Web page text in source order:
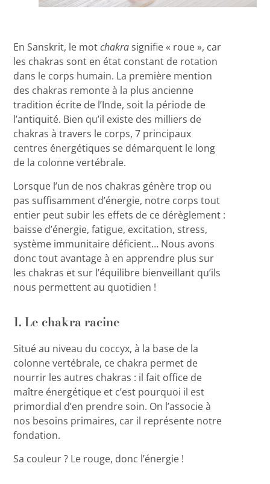
En Sanskrit, le motchakra signifie « roue », car
les chakras sont en état constant de rotation
dans le corps humain. La première mention
des chakras remonte à la plus ancienne
tradition écrite de l’Inde, soit la période de
l’antiquité. Bien qu’il existe des milliers de
chakras à travers le corps, 7 principaux
centres énergétiques se démarquent le long
de la colonne vertébrale.
Lorsque l’un de nos chakras génère trop ou
pas suffisamment d’énergie, notre corps tout
entier peut subir les effets de ce dérèglement :
baisse d’énergie, fatigue, excitation, stress,
système immunitaire déficient… Nous avons
donc tout avantage à en apprendre plus sur
les chakras et sur l’équilibre bienveillant qu’ils
nous permettent au quotidien !
1. Le chakra racine
Situé au niveau du coccyx, à la base de la
colonne vertébrale, ce chakra permet de
nourrir les autres chakras : il fait office de
maître énergétique et c’est pourquoi il est
primordial d’en prendre soin. On l’associe à
nos besoins primaires, car il représente notre
fondation.
Sa couleur ? Le rouge, donc l’énergie !